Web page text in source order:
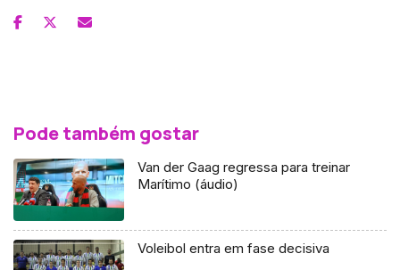
Pode também gostar
Van der Gaag regressa para treinar
Marítimo (áudio)
Voleibol entra em fase decisiva